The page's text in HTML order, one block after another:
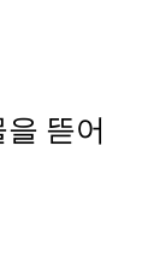
뜯어